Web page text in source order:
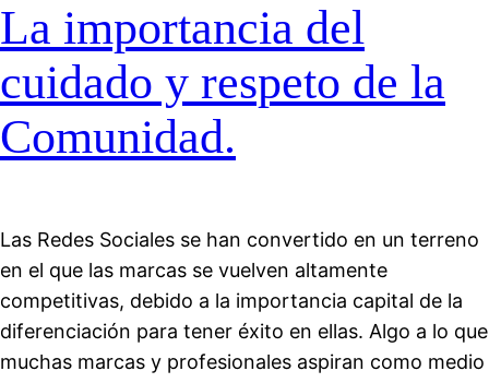
La importancia del
cuidado y respeto de la
Comunidad.
Las Redes Sociales se han convertido en un terreno
en el que las marcas se vuelven altamente
competitivas, debido a la importancia capital de la
diferenciación para tener éxito en ellas. Algo a lo que
muchas marcas y profesionales aspiran como medio